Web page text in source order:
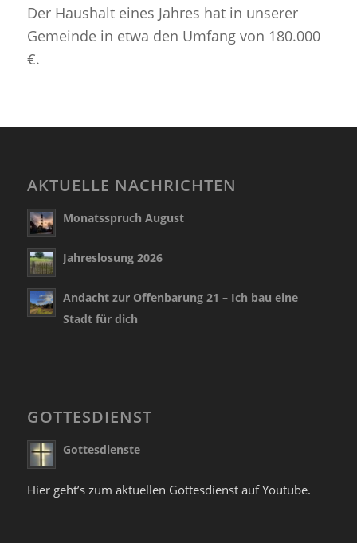
Der Haushalt eines Jahres hat in unserer
Gemeinde in etwa den Umfang von 180.000
€.
AKTUELLE NACHRICHTEN
Monatsspruch August
Jahreslosung 2026
Andacht zur Offenbarung 21 – Ich bau eine
Stadt für dich
GOTTESDIENST
Gottesdienste
Hier geht’s zum aktuellen Gottesdienst auf Youtube.